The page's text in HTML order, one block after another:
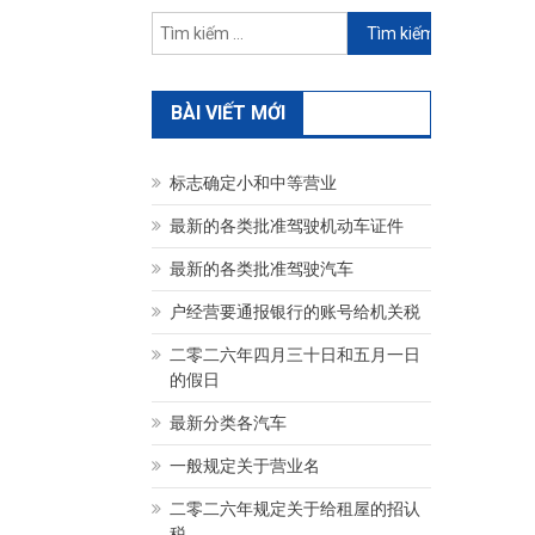
Tìm
kiếm
BÀI VIẾT MỚI
标志确定小和中等营业
最新的各类批准驾驶机动车证件
最新的各类批准驾驶汽车
户经营要通报银行的账号给机关税
二零二六年四月三十日和五月一日
的假日
最新分类各汽车
一般规定关于营业名
二零二六年规定关于给租屋的招认